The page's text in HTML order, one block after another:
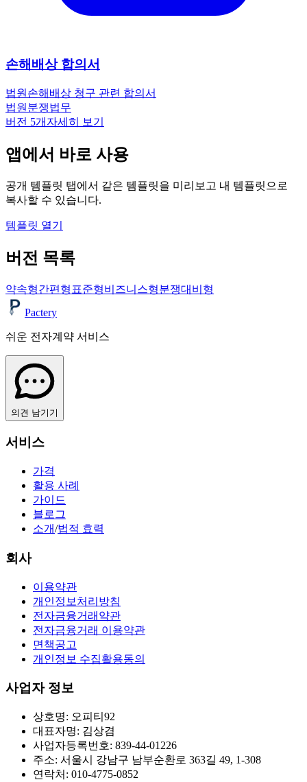
손해배상 합의서
법원 손해배상 청구 관련 합의서
법원 분쟁법무
버전 5개 자세히 보기
앱에서 바로 사용
공개 템플릿 탭에서 같은 템플릿을 미리보고 내 템플릿으로
복사할 수 있습니다.
템플릿 열기
버전 목록
약속형간편형 표준형비즈니스형분쟁대비형
Pactery
쉬운 전자계약 서비스
의견 남기기
서비스
가격
활용 사례
가이드
블로그
소개/법적 효력
회사
이용약관
개인정보처리방침
전자금융거래약관
전자금융거래 이용약관
면책공고
개인정보 수집활용동의
사업자 정보
상호명: 오피티92
대표자명: 김상겸
사업자등록번호: 839-44-01226
주소: 서울시 강남구 남부순환로 363길 49, 1-308
연락처: 010-4775-0852